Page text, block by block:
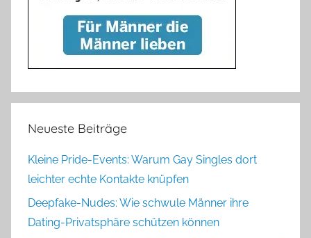
Neueste Beiträge
Kleine Pride-Events: Warum Gay Singles dort
leichter echte Kontakte knüpfen
Deepfake-Nudes: Wie schwule Männer ihre
Dating-Privatsphäre schützen können